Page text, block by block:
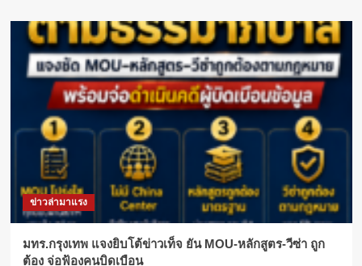
ข่าวล่ามาแรง
มทร.กรุงเทพ แจงยิบโต้ข่าวเท็จ ยัน MOU-หลักสูตร-วีซ่า ถูก
ต้อง จ่อฟ้องคนบิดเบือน